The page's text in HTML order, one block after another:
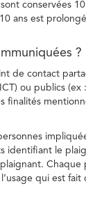
conservées
ans est
?
de contact
ou publics
finalités
le
qui est fait